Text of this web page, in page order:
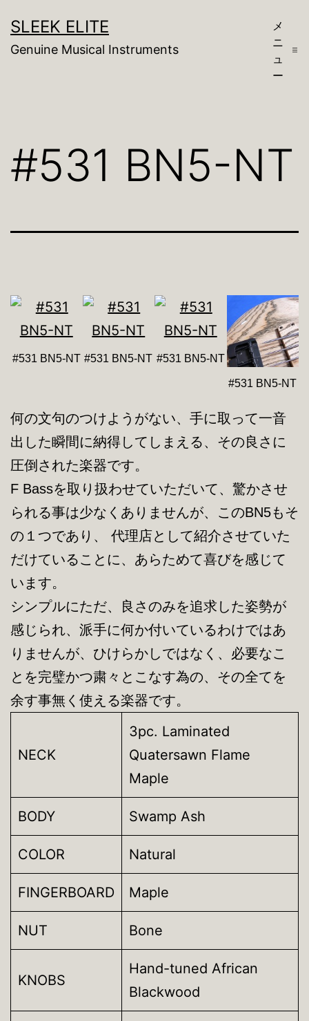
ン
テ
キ
SLEEK ELITE
Genuine Musical Instruments
メ
ニ
ュ
ー
#531 BN5-NT
#531 BN5-NT #531 BN5-NT #531 BN5-NT
#531 BN5-NT
何の文句のつけようがない、手に取って一音
出した瞬間に納得してしまえる、その良さに
圧倒された楽器です。
F Bassを取り扱わせていただいて、驚かさせ
られる事は少なくありませんが、このBN5もそ
の１つであり、 代理店として紹介させていた
だけていることに、あらためて喜びを感じて
います。
シンプルにただ、良さのみを追求した姿勢が
感じられ、派手に何か付いているわけではあ
りませんが、ひけらかしではなく、必要なこ
とを完璧かつ粛々とこなす為の、その全てを
余す事無く使える楽器です。
NECK
3pc. Laminated
Quatersawn Flame
Maple
BODY Swamp Ash
COLOR Natural
FINGERBOARD Maple
NUT Bone
KNOBS
Hand-tuned African
Blackwood